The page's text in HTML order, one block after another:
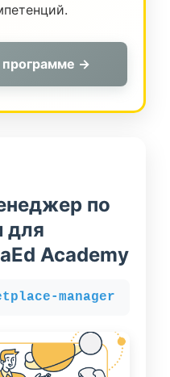
программе →
по
для
Academy
manager